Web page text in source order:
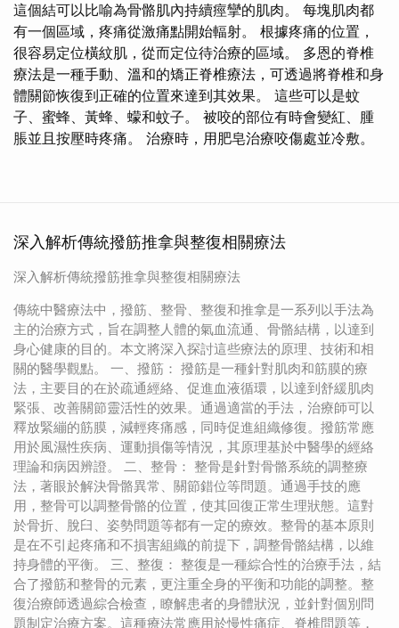
這個結可以比喻為骨骼肌內持續痙攣的肌肉。 每塊肌肉都
有一個區域，疼痛從激痛點開始輻射。 根據疼痛的位置，
很容易定位橫紋肌，從而定位待治療的區域。 多恩的脊椎
療法是一種手動、溫和的矯正脊椎療法，可透過將脊椎和身
體關節恢復到正確的位置來達到其效果。 這些可以是蚊
子、蜜蜂、黃蜂、蠓和蚊子。 被咬的部位有時會變紅、腫
脹並且按壓時疼痛。 治療時，用肥皂治療咬傷處並冷敷。
深入解析傳統撥筋推拿與整復相關療法
深入解析傳統撥筋推拿與整復相關療法
傳統中醫療法中，撥筋、整骨、整復和推拿是一系列以手法為
主的治療方式，旨在調整人體的氣血流通、骨骼結構，以達到
身心健康的目的。本文將深入探討這些療法的原理、技術和相
關的醫學觀點。 一、撥筋： 撥筋是一種針對肌肉和筋膜的療
法，主要目的在於疏通經絡、促進血液循環，以達到舒緩肌肉
緊張、改善關節靈活性的效果。通過適當的手法，治療師可以
釋放緊繃的筋膜，減輕疼痛感，同時促進組織修復。撥筋常應
用於風濕性疾病、運動損傷等情況，其原理基於中醫學的經絡
理論和病因辨證。 二、整骨： 整骨是針對骨骼系統的調整療
法，著眼於解決骨骼異常、關節錯位等問題。通過手技的應
用，整骨可以調整骨骼的位置，使其回復正常生理狀態。這對
於骨折、脫臼、姿勢問題等都有一定的療效。整骨的基本原則
是在不引起疼痛和不損害組織的前提下，調整骨骼結構，以維
持身體的平衡。 三、整復： 整復是一種綜合性的治療手法，結
合了撥筋和整骨的元素，更注重全身的平衡和功能的調整。整
復治療師透過綜合檢查，瞭解患者的身體狀況，並針對個別問
題制定治療方案。這種療法常應用於慢性痛症、脊椎問題等，